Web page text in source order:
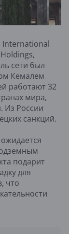
International
сети был
Кемалем
работают 32
мира,
Из России
санкций.
подарит
для
что